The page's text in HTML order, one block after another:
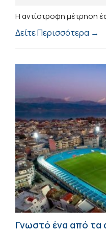
Η αντίστροφη μέτρηση
Δείτε Περισσότερα →
Γνωστό ένα από τα